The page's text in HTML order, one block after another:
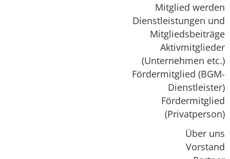
Mitglied werden
Dienstleistungen und
Mitgliedsbeiträge
Aktivmitglieder
(Unternehmen etc.)
Fördermitglied (BGM-
Dienstleister)
Fördermitglied
(Privatperson)
Über uns
Vorstand